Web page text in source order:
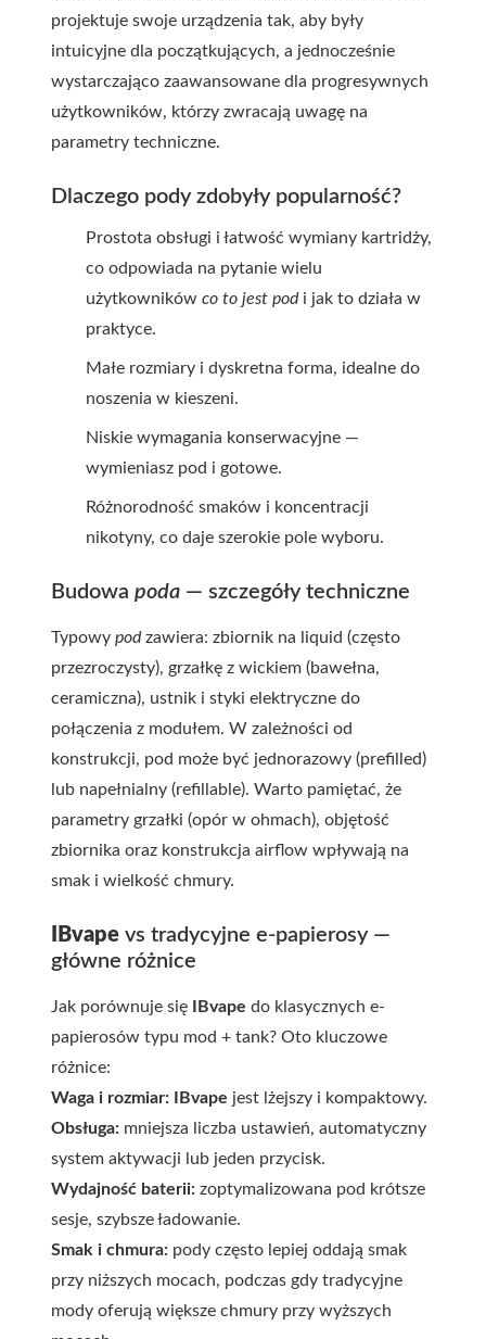
projektuje swoje urządzenia tak, aby były
intuicyjne dla początkujących, a jednocześnie
wystarczająco zaawansowane dla progresywnych
użytkowników, którzy zwracają uwagę na
parametry techniczne.
Dlaczego pody zdobyły popularność?
Prostota obsługi i łatwość wymiany kartridży,
co odpowiada na pytanie wielu
użytkowników co to jest podi jak to działa w
praktyce.
Małe rozmiary i dyskretna forma, idealne do
noszenia w kieszeni.
Niskie wymagania konserwacyjne —
wymieniasz pod i gotowe.
Różnorodność smaków i koncentracji
nikotyny, co daje szerokie pole wyboru.
Budowa poda — szczegóły techniczne
Typowy podzawiera: zbiornik na liquid (często
przezroczysty), grzałkę z wickiem (bawełna,
ceramiczna), ustnik i styki elektryczne do
połączenia z modułem. W zależności od
konstrukcji, pod może być jednorazowy (prefilled)
lub napełnialny (refillable). Warto pamiętać, że
parametry grzałki (opór w ohmach), objętość
zbiornika oraz konstrukcja airflow wpływają na
smak i wielkość chmury.
IBvape vs tradycyjne e-papierosy —
główne różnice
Jak porównuje się IBvape do klasycznych e-
papierosów typu mod + tank? Oto kluczowe
różnice:
Waga i rozmiar:
IBvape jest lżejszy i kompaktowy.
Obsługa: mniejsza liczba ustawień, automatyczny
system aktywacji lub jeden przycisk.
Wydajność baterii: zoptymalizowana pod krótsze
sesje, szybsze ładowanie.
Smak i chmura: pody często lepiej oddają smak
przy niższych mocach, podczas gdy tradycyjne
mody oferują większe chmury przy wyższych